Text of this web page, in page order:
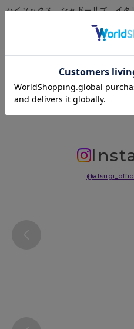
ハイソックス、シャドーリブ、イ
日本
サイズ表 洗濯表示について